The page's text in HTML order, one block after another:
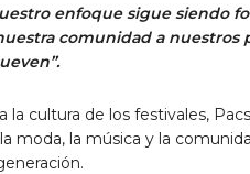
enfoque sigue siendo
comunidad a
la cultura de los festivales,
moda, la música y la